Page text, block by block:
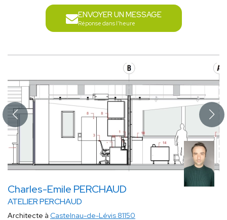
ENVOYER UN MESSAGE
Réponse dans l'heure
Charles-Emile PERCHAUD
ATELIER PERCHAUD
Architecte à Castelnau-de-Lévis 81150